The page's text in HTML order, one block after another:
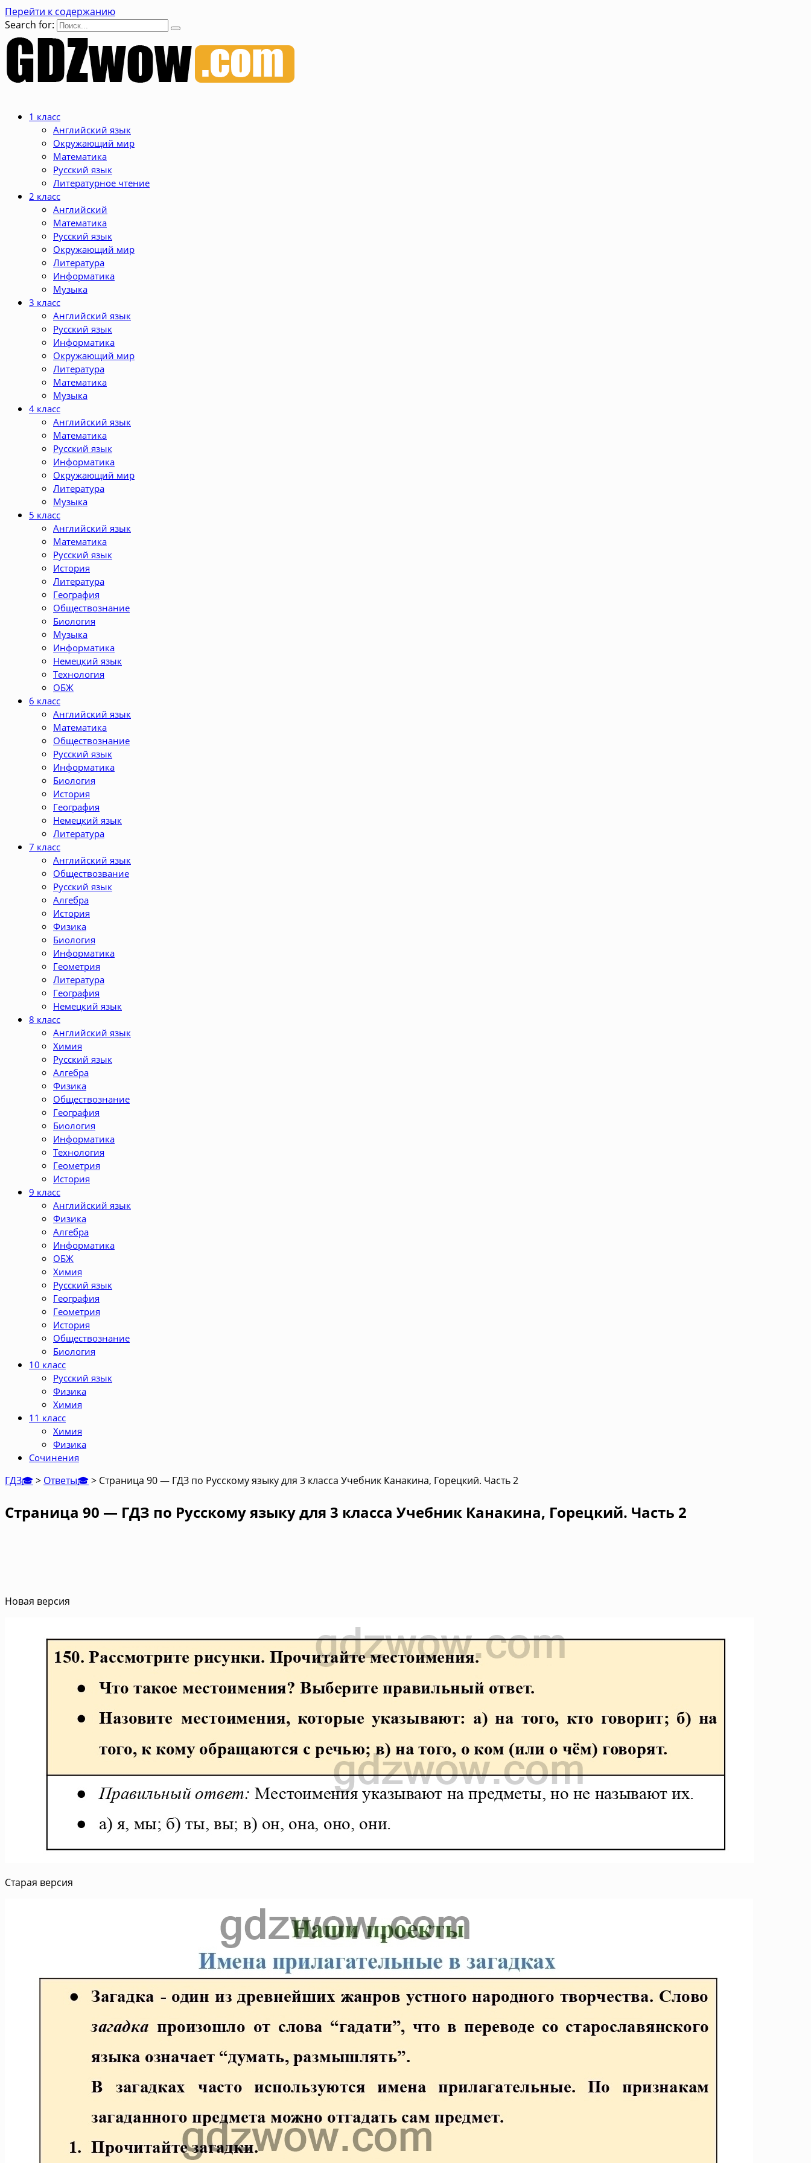
Перейти к содержанию
Search for:
1 класс
Английский язык
Окружающий мир
Математика
Русский язык
Литературное чтение
2 класс
Английский
Математика
Русский язык
Окружающий мир
Литература
Информатика
Музыка
3 класс
Английский язык
Русский язык
Информатика
Окружающий мир
Литература
Математика
Музыка
4 класс
Английский язык
Математика
Русский язык
Информатика
Окружающий мир
Литература
Музыка
5 класс
Английский язык
Математика
Русский язык
История
Литература
География
Обществознание
Биология
Музыка
Информатика
Немецкий язык
Технология
ОБЖ
6 класс
Английский язык
Математика
Обществознание
Русский язык
Информатика
Биология
История
География
Немецкий язык
Литература
7 класс
Английский язык
Обществозвание
Русский язык
Алгебра
История
Физика
Биология
Информатика
Геометрия
Литература
География
Немецкий язык
8 класс
Английский язык
Химия
Русский язык
Алгебра
Физика
Обществознание
География
Биология
Информатика
Технология
Геометрия
История
9 класс
Английский язык
Физика
Алгебра
Информатика
ОБЖ
Химия
Русский язык
География
Геометрия
История
Обществознание
Биология
10 класс
Русский язык
Физика
Химия
11 класс
Химия
Физика
Сочинения
ГДЗ🎓> Ответы🎓> Страница 90 — ГДЗ по Русскому языку для 3 класса Учебник Канакина, Горецкий. Часть 2
Страница 90 — ГДЗ по Русскому языку для 3 класса Учебник Канакина, Горецкий. Часть 2
Новая версия
Старая версия